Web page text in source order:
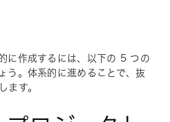
に作成するには、以下の 5 つの
う。体系的に進めることで、抜
ます。